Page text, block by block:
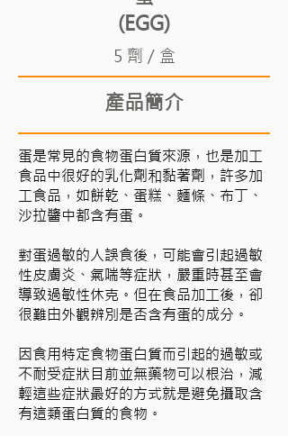
(EGG)
5 劑 / 盒
產品簡介
蛋是常見的食物蛋白質來源，也是加工
食品中很好的乳化劑和黏著劑，許多加
工食品，如餅乾、蛋糕、麵條、布丁、
沙拉醬中都含有蛋。
對蛋過敏的人誤食後，可能會引起過敏
性皮膚炎、氣喘等症狀，嚴重時甚至會
導致過敏性休克。但在食品加工後，卻
很難由外觀辨別是否含有蛋的成分。
因食用特定食物蛋白質而引起的過敏或
不耐受症狀目前並無藥物可以根治，減
輕這些症狀最好的方式就是避免攝取含
有這類蛋白質的食物。